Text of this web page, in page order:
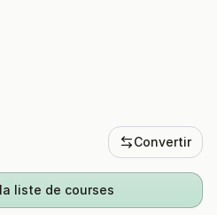
Convertir
liste de courses